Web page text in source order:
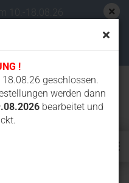
!
geschlossen.
werden dann
bearbeitet und
10.-18.08.26